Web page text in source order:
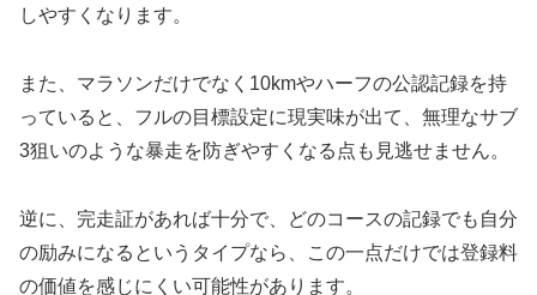
しやすくなります。
また、マラソンだけでなく10kmやハーフの公認記録を持
っていると、フルの目標設定に現実味が出て、無理なサブ
3狙いのような暴走を防ぎやすくなる点も見逃せません。
逆に、完走証があれば十分で、どのコースの記録でも自分
の励みになるというタイプなら、この一点だけでは登録料
の価値を感じにくい可能性があります。